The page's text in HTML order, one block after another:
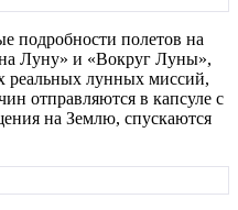
подробности полетов на
Луну» и «Вокруг Луны»,
реальных лунных миссий,
отправляются в капсуле с
на Землю, спускаются